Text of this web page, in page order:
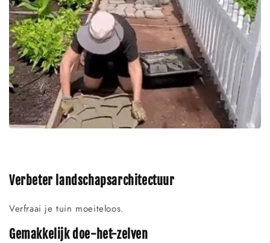
Verbeter landschapsarchitectuur
Verfraai je tuin moeiteloos.
Gemakkelijk doe-het-zelven